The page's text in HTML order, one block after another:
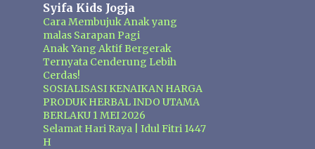
Syifa Kids Jogja
Cara Membujuk Anak yang
malas Sarapan Pagi
Anak Yang Aktif Bergerak
Ternyata Cenderung Lebih
Cerdas!
SOSIALISASI KENAIKAN HARGA
PRODUK HERBAL INDO UTAMA
BERLAKU 1 MEI 2026
Selamat Hari Raya | Idul Fitri 1447
H